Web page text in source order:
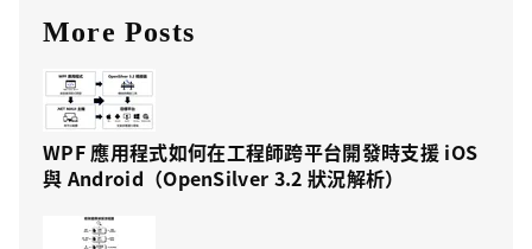
More Posts
WPF 應用程式如何在工程師跨平台開發時支援 iOS
與 Android（OpenSilver 3.2 狀況解析）